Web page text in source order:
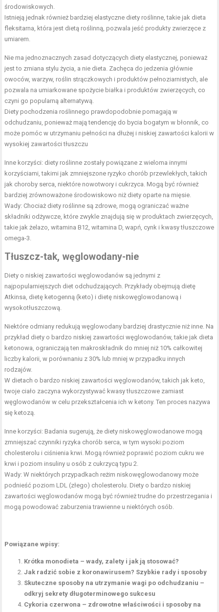
środowiskowych.
Istnieją jednak również bardziej elastyczne diety roślinne, takie jak dieta
fleksitarna, która jest dietą roślinną, pozwala jeść produkty zwierzęce z
umiarem.
Nie ma jednoznacznych zasad dotyczących diety elastycznej, ponieważ
jest to zmiana stylu życia, a nie dieta. Zachęca do jedzenia głównie
owoców, warzyw, roślin strączkowych i produktów pełnoziarnistych, ale
pozwala na umiarkowane spożycie białka i produktów zwierzęcych, co
czyni go popularną alternatywą.
Diety pochodzenia roślinnego prawdopodobnie pomagają w
odchudzaniu, ponieważ mają tendencję do bycia bogatym w błonnik, co
może pomóc w utrzymaniu pełności na dłużej i niskiej zawartości kalorii w
wysokiej zawartości tłuszczu
Inne korzyści: diety roślinne zostały powiązane z wieloma innymi
korzyściami, takimi jak zmniejszone ryzyko chorób przewlekłych, takich
jak choroby serca, niektóre nowotwory i cukrzyca. Mogą być również
bardziej zrównoważone środowiskowo niż diety oparte na mięsie.
Wady: Chociaż diety roślinne są zdrowe, mogą ograniczać ważne
składniki odżywcze, które zwykle znajdują się w produktach zwierzęcych,
takie jak żelazo, witamina B12, witamina D, wapń, cynk i kwasy tłuszczowe
omega-3.
Tłuszcz-tak, węglowodany-nie
Diety o niskiej zawartości węglowodanów są jednymi z
najpopularniejszych diet odchudzających. Przykłady obejmują dietę
Atkinsa, dietę ketogenną (keto) i dietę niskowęglowodanową i
wysokotłuszczową.
Niektóre odmiany redukują węglowodany bardziej drastycznie niż inne. Na
przykład diety o bardzo niskiej zawartości węglowodanów, takie jak dieta
ketonowa, ograniczają ten makroskładnik do mniej niż 10% całkowitej
liczby kalorii, w porównaniu z 30% lub mniej w przypadku innych
rodzajów.
W dietach o bardzo niskiej zawartości węglowodanów, takich jak keto,
twoje ciało zaczyna wykorzystywać kwasy tłuszczowe zamiast
węglowodanów w celu przekształcenia ich w ketony. Ten proces nazywa
się ketozą.
Inne korzyści: Badania sugerują, że diety niskowęglowodanowe mogą
zmniejszać czynniki ryzyka chorób serca, w tym wysoki poziom
cholesterolu i ciśnienia krwi. Mogą również poprawić poziom cukru we
krwi i poziom insuliny u osób z cukrzycą typu 2.
Wady: W niektórych przypadkach reżim niskowęglowodanowy może
podnieść poziom LDL (złego) cholesterolu. Diety o bardzo niskiej
zawartości węglowodanów mogą być również trudne do przestrzegania i
mogą powodować zaburzenia trawienne u niektórych osób.
Powiązane wpisy:
Krótka monodieta – wady, zalety i jak ją stosować?
Jak radzić sobie z koronawirusem? Szybkie rady i sposoby
Skuteczne sposoby na utrzymanie wagi po odchudzaniu –
odkryj sekrety długoterminowego sukcesu
Cykoria czerwona – zdrowotne właściwości i sposoby na